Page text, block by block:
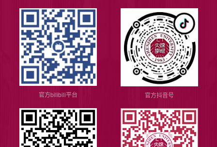
官方bilibili平台 官方抖音号